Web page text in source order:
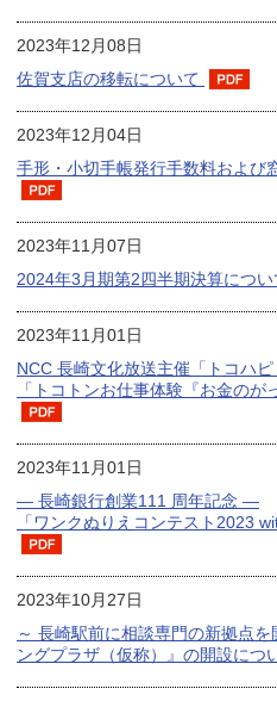
2023年12月08日
佐賀支店の移転について
2023年12月04日
手形・小切手帳発行手数料および
2023年11月07日
2024年3月期第2四半期決算につい
2023年11月01日
NCC 長崎文化放送主催「トコハ
「トコトンお仕事体験『お金の
2023年11月01日
― 長崎銀行創業111 周年記念 ―
「ワンクぬりえコンテスト2023
2023年10月27日
～ 長崎駅前に相談専門の新拠点
ングプラザ（仮称）』の開設につ